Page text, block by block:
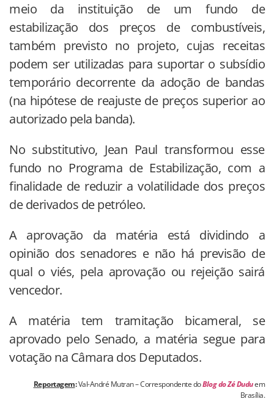
meio da instituição de um fundo de
estabilização dos preços de combustíveis,
também previsto no projeto, cujas receitas
podem ser utilizadas para suportar o subsídio
temporário decorrente da adoção de bandas
(na hipótese de reajuste de preços superior ao
autorizado pela banda).
No substitutivo, Jean Paul transformou esse
fundo no Programa de Estabilização, com a
finalidade de reduzir a volatilidade dos preços
de derivados de petróleo.
A aprovação da matéria está dividindo a
opinião dos senadores e não há previsão de
qual o viés, pela aprovação ou rejeição sairá
vencedor.
A matéria tem tramitação bicameral, se
aprovado pelo Senado, a matéria segue para
votação na Câmara dos Deputados.
Reportagem:Val-André Mutran – Correspondente doBlog do Zé Duduem
Brasília.